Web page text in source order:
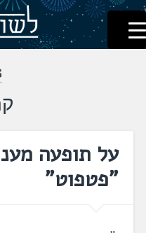
דלג
לתוכן
לשוניאדה
עברית. לשון. שפה
על תופעה
"פטפוט"